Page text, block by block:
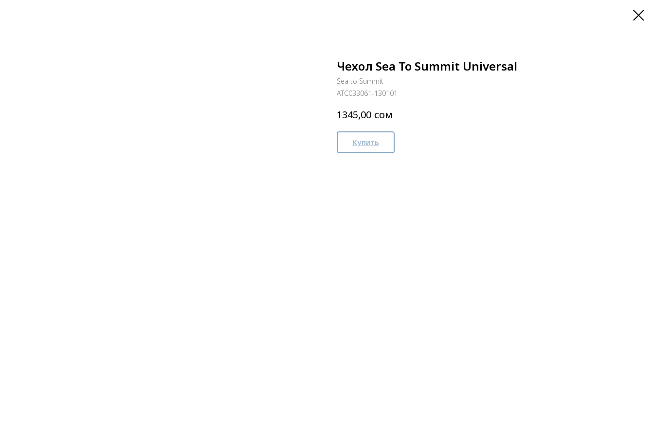
Чехол Sea To Summit Universal
Sea to Summit
ATC033061-130101
1345,00 сом
Купить